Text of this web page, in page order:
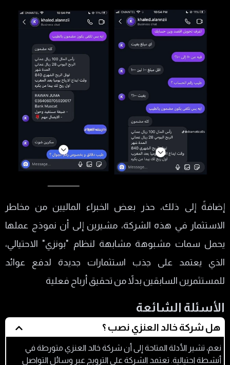
إضافةً إلى ذلك، حذر بعض الخبراء الماليين من مخاطر
الاستثمار في هذه الشركة، مشيرين إلى أن نموذج عملها
يحمل سمات مشبوهة مشابهة لنظام "بونزي" الاحتيالي،
الذي يعتمد على جذب استثمارات جديدة لدفع عوائد
للمستثمرين السابقين بدلاً من تحقيق أرباح فعلية
الأسئلة الشائعة
هل شركة خالد العنزي نصب ؟
نعم، تشير الأدلة المتاحة إلى أن شركة خالد العنزي متورطة في
أنشطة احتيالية. تعتمد الشركة على الترويج عبر وسائل التواصل